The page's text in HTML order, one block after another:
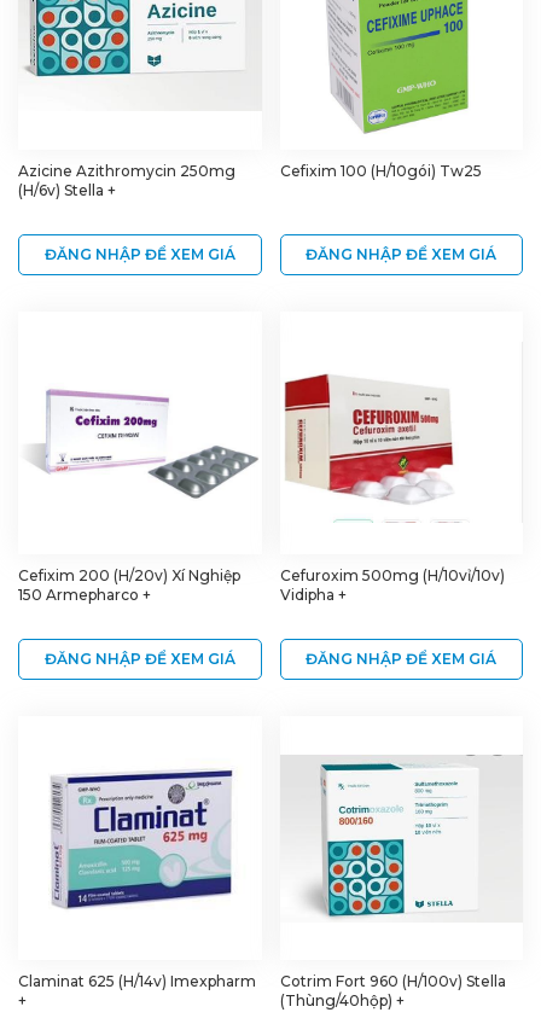
Azicine Azithromycin 250mg
(H/6v) Stella +
ĐĂNG NHẬP ĐỂ XEM GIÁ
Cefixim 100 (H/10gói) Tw25
ĐĂNG NHẬP ĐỂ XEM GIÁ
Cefixim 200 (H/20v) Xí Nghiệp
150 Armepharco +
ĐĂNG NHẬP ĐỂ XEM GIÁ
Cefuroxim 500mg (H/10vỉ/10v)
Vidipha +
ĐĂNG NHẬP ĐỂ XEM GIÁ
Claminat 625 (H/14v) Imexpharm
+
Cotrim Fort 960 (H/100v) Stella
(Thùng/40hộp) +